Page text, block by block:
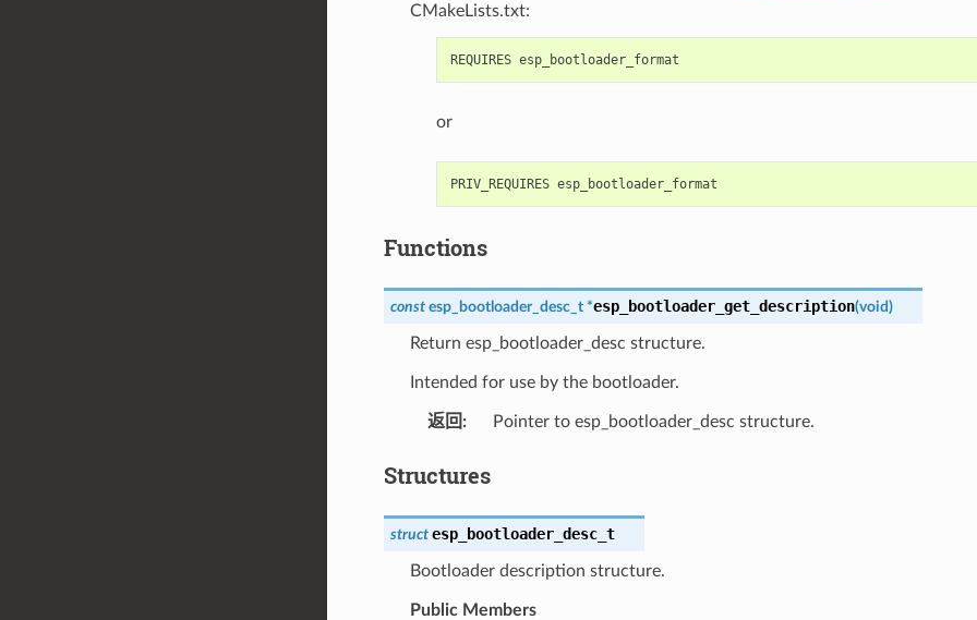
CMakeLists.txt:
or
Functions
const esp_bootloader_desc_t *esp_bootloader_get_description(void)
Return esp_bootloader_desc structure.
Intended for use by the bootloader.
返回 : Pointer to esp_bootloader_desc structure.
Structures
struct esp_bootloader_desc_t
Bootloader description structure.
Public Members